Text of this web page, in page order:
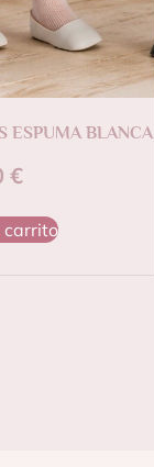
ESPUMA BLANCA
€
carrito